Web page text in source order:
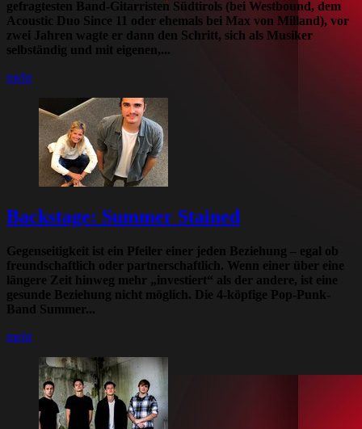
gefragtesten Band-Gitarristen Südtirols (bei Westbound, dem
Acoustic Duo Since 11 oder ehemals bei Max von Milland), vor
zwei Jahren wagte er dann den Schritt, sich als Musiker
selbständig und mit eigenen,...
mehr
Backstage: Summer Stained
Gegenseitigkeit ist ein Pfeiler einer jeden Beziehung – egal ob
freundschaftlich oder partnerschaftlich. Wenn einer über eine
längere Zeit hinweg mehr „investiert“ als der andere, ist eine
gesunde Beziehung nicht möglich. Die 4-köpfige Pop-Punk-
Band Summer...
mehr